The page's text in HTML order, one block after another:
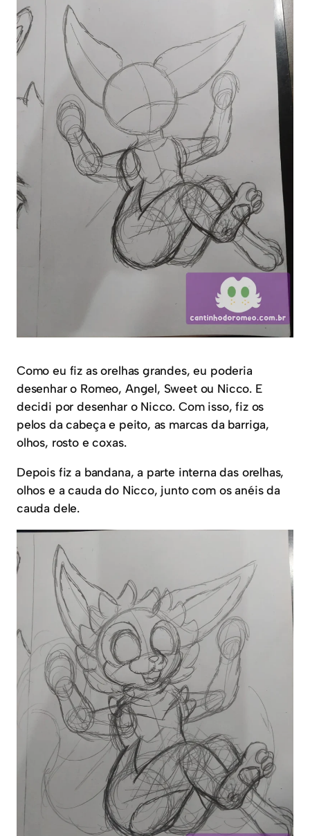
Como eu fiz as orelhas grandes, eu poderia
desenhar o Romeo, Angel, Sweet ou Nicco. E
decidi por desenhar o Nicco. Com isso, fiz os
pelos da cabeça e peito, as marcas da barriga,
olhos, rosto e coxas.
Depois fiz a bandana, a parte interna das orelhas,
olhos e a cauda do Nicco, junto com os anéis da
cauda dele.